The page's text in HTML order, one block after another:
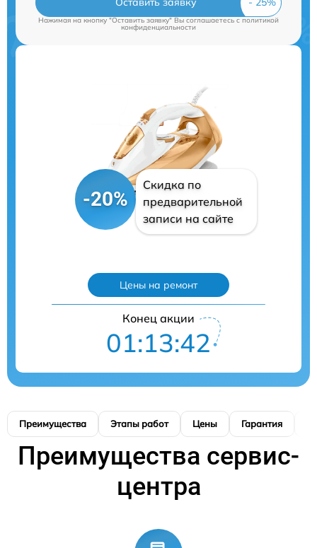
Нажимая на кнопку "Оставить заявку" Вы соглашаетесь c политикой
конфиденциальности
-20%
Скидка по
предварительной
записи на сайте
Цены на ремонт
Конец акции
01:13:41
Преимущества Этапы работ Цены Гарантия
Преимущества сервис-
центра